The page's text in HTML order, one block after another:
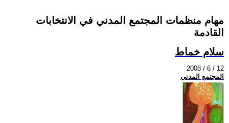
مهام منظمات المجتمع المدني في الانتخابات
القادمة
سلام خماط
2008 / 6 / 12
المجتمع المدني